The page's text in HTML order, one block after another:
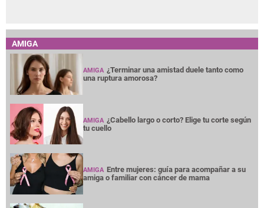
AMIGA
AMIGA ¿Terminar una amistad duele tanto como
una ruptura amorosa?
AMIGA ¿Cabello largo o corto? Elige tu corte según
tu cuello
AMIGA Entre mujeres: guía para acompañar a su
amiga o familiar con cáncer de mama